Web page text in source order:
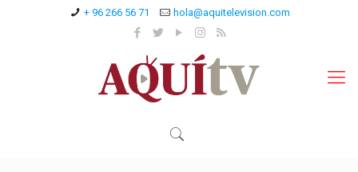
+ 96 266 56 71 hola@aquitelevision.com